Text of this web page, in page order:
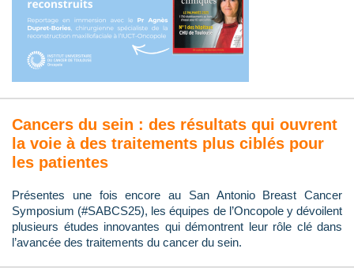
Cancers du sein : des résultats qui ouvrent
la voie à des traitements plus ciblés pour
les patientes
Présentes une fois encore au San Antonio Breast Cancer
Symposium (#SABCS25), les équipes de l’Oncopole y dévoilent
plusieurs études innovantes qui démontrent leur rôle clé dans
l’avancée des traitements du cancer du sein.